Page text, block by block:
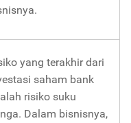
yang terakhir dari
saham bank
risiko suku
Dalam bisnisnya,